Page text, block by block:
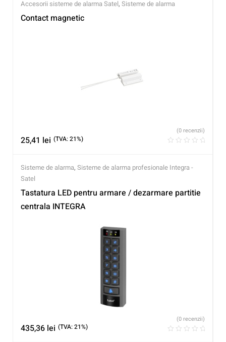
Accesorii sisteme de alarma Satel, Sisteme de alarma
Contact magnetic
25,41 lei (TVA: 21%)
(0 recenzii)
Sisteme de alarma, Sisteme de alarma profesionale Integra -
Satel
Tastatura LED pentru armare / dezarmare partitie
centrala INTEGRA
435,36 lei (TVA: 21%)
(0 recenzii)